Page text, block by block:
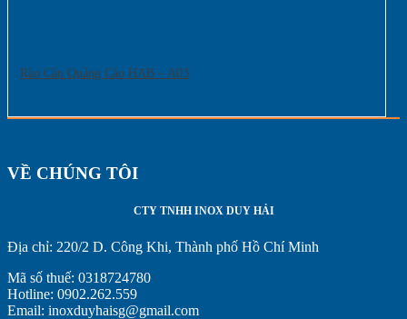
Rào Cản Quảng Cáo HAB – A03
VỀ CHÚNG TÔI
CTY TNHH INOX DUY HẢI
Địa chỉ: 220/2 D. Công Khi, Thành phố Hồ Chí Minh
Mã số thuế: 0318724780
Hotline: 0902.262.559
Email: inoxduyhaisg@gmail.com